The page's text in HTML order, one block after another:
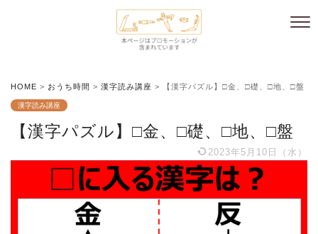
HOME > おうち時間 > 漢字読み講座 > 【漢字パズル】□金、□礎、□地、□盤
漢字読み講座
【漢字パズル】□金、□礎、□地、□盤
2023年5月10日（水）